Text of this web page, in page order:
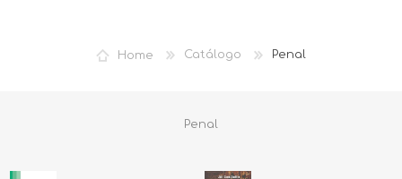
Home Catálogo Penal
Penal